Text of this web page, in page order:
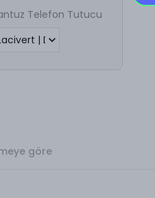
Telefon Tutucu
göre